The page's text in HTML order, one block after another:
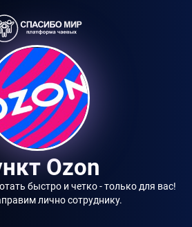
Ozon
быстро и четко - только для вас!
лично сотруднику.